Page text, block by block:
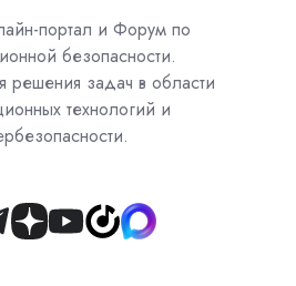
портал и Форум по
безопасности.
решения задач в области
технологий и
Join